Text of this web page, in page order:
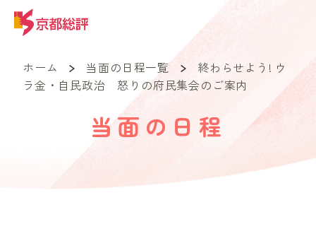
ホーム 当面の日程一覧
終わらせよう! ウ
ラ金・自民政治 怒りの府民集会のご案内
当面の日程